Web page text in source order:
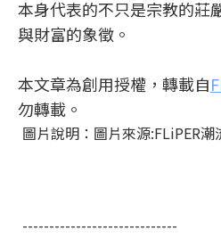
本身代表的不只是宗教的莊
與財富的象徵。
本文章為創用授權，轉載自
勿轉載。
圖片說明：圖片來源:FLiPER
-----------------------------